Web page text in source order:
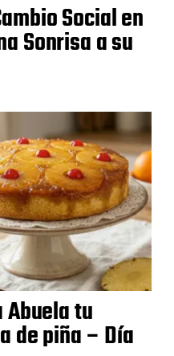
Social en
Sonrisa a su
Abuela tu
de piña – Día